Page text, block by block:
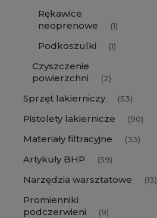
Rękawice
neoprenowe
(1)
Podkoszulki (1)
Czyszczenie
powierzchni
(2)
Sprzęt lakierniczy (53)
Pistolety lakiernicze (90)
Materiały filtracyjne (33)
Artykuły BHP (59)
Narzędzia warsztatowe (13)
Promienniki
podczerwieni
(9)